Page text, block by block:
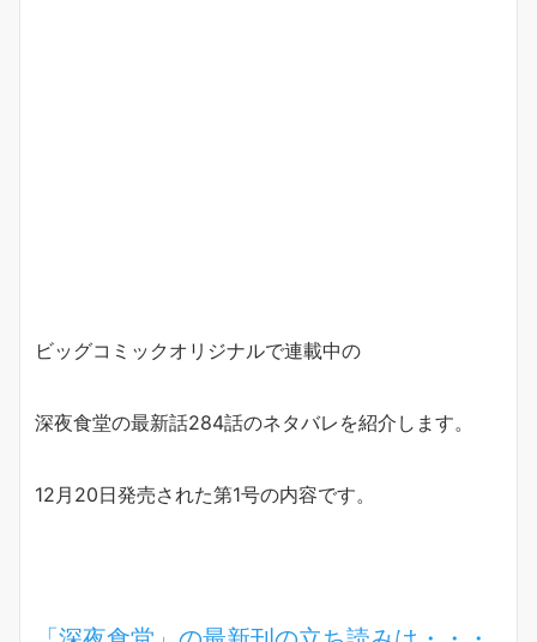
ビッグコミックオリジナルで連載中の
深夜食堂の最新話284話のネタバレを紹介します。
12月20日発売された第1号の内容です。